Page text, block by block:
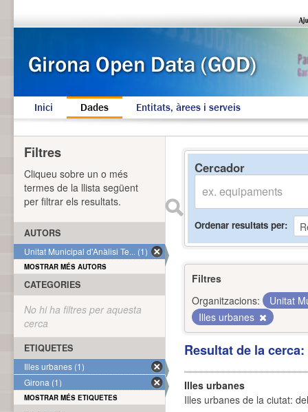
Inici Dades Entitats, àrees i serveis
Cercador
Ordenar resultats per
Filtres
Organitzacions:
Unitat
Illes urbanes
Resultat de la
Illes urbanes
Illes urbanes de la ciutat:
Filtres
Cliqueu sobre un o més
termes de la llista següent
per filtrar els resultats.
AUTORS
Unitat Municipal d'Anàlisi Te... (1)
MOSTRAR MÉS AUTORS
CATEGORIES
No hi ha filtres per aquesta
cerca
ETIQUETES
Illes urbanes (1)
Girona (1)
MOSTRAR MÉS ETIQUETES